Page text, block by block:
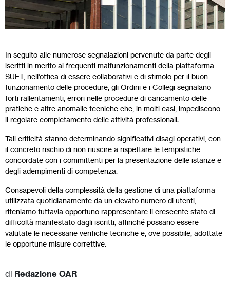
In seguito alle numerose segnalazioni pervenute da parte degli
iscritti in merito ai frequenti malfunzionamenti della piattaforma
SUET, nell’ottica di essere collaborativi e di stimolo per il buon
funzionamento delle procedure, gli Ordini e i Collegi segnalano
forti rallentamenti, errori nelle procedure di caricamento delle
pratiche e altre anomalie tecniche che, in molti casi, impediscono
il regolare completamento delle attività professionali.
Tali criticità stanno determinando significativi disagi operativi, con
il concreto rischio di non riuscire a rispettare le tempistiche
concordate con i committenti per la presentazione delle istanze e
degli adempimenti di competenza.
Consapevoli della complessità della gestione di una piattaforma
utilizzata quotidianamente da un elevato numero di utenti,
riteniamo tuttavia opportuno rappresentare il crescente stato di
difficoltà manifestato dagli iscritti, affinché possano essere
valutate le necessarie verifiche tecniche e, ove possibile, adottate
le opportune misure correttive.
di Redazione OAR